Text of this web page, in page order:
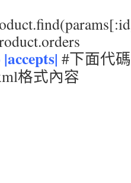
#下面代
格式內容